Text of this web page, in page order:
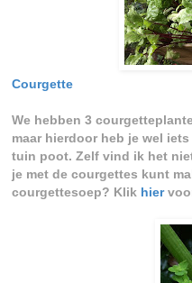
Courgette
We hebben 3
maar hierdoor heb je wel
tuin poot. Zelf vind ik het
je met de courgettes kunt
courgettesoep? Klik hier